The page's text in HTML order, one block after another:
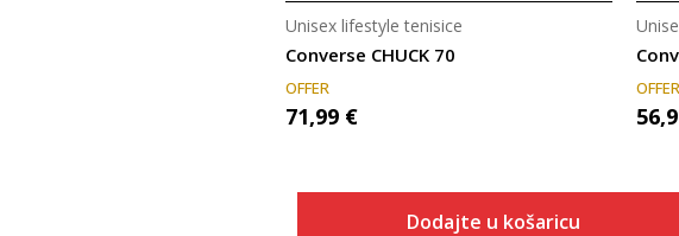
Converse CHUCK 70
Unisex lifestyle tenisice
OFFER
71,99 €
Dodajte u košaricu
OFFER